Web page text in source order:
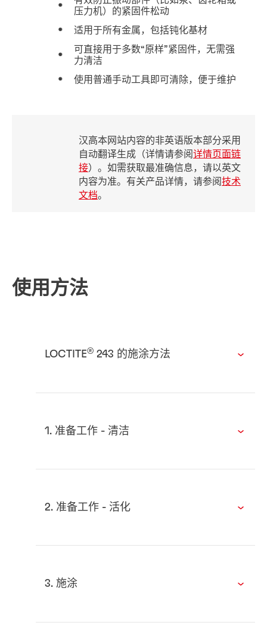
压力机）的紧固件松动
适用于所有金属，包括钝化基材
可直接用于多数“原样”紧固件，无需强
力清洁
使用普通手动工具即可清除，便于维护
汉高本网站内容的非英语版本部分采用
自动翻译生成（详情请参阅详情页面链
接）。如需获取最准确信息，请以英文
内容为准。有关产品详情，请参阅技术
文档。
使用方法
LOCTITE® 243 的施涂方法
1. 准备工作 - 清洁
2. 准备工作 - 活化
3. 施涂